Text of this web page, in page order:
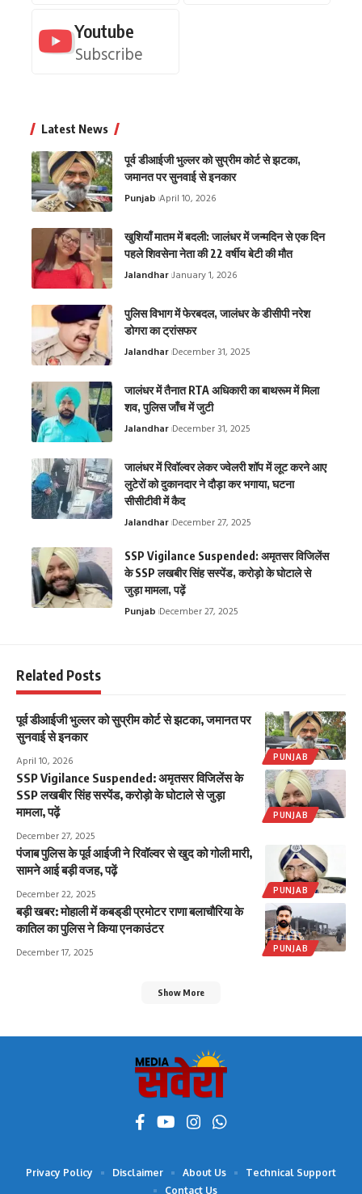
Youtube
Subscribe
Latest News
पूर्व डीआईजी भुल्लर को सुप्रीम कोर्ट से झटका,
जमानत पर सुनवाई से इनकार
Punjab April 10, 2026
खुशियाँ मातम में बदली: जालंधर में जन्मदिन से एक दिन
पहले शिवसेना नेता की 22 वर्षीय बेटी की मौत
Jalandhar January 1, 2026
पुलिस विभाग में फेरबदल, जालंधर के डीसीपी नरेश
डोगरा का ट्रांसफर
Jalandhar December 31, 2025
जालंधर में तैनात RTA अधिकारी का बाथरूम में मिला
शव, पुलिस जाँच में जुटी
Jalandhar December 31, 2025
जालंधर में रिवॉल्वर लेकर ज्वेलरी शॉप में लूट करने आए
लुटेरों को दुकानदार ने दौड़ा कर भगाया, घटना
सीसीटीवी में कैद
Jalandhar December 27, 2025
SSP Vigilance Suspended: अमृतसर विजिलेंस
के SSP लखबीर सिंह सस्पेंड, करोड़ो के घोटाले से
जुड़ा मामला, पढ़ें
Punjab December 27, 2025
Related Posts
PUNJAB
पूर्व डीआईजी भुल्लर को सुप्रीम कोर्ट से झटका, जमानत पर
सुनवाई से इनकार
April 10, 2026
PUNJAB
SSP Vigilance Suspended: अमृतसर विजिलेंस के
SSP लखबीर सिंह सस्पेंड, करोड़ो के घोटाले से जुड़ा
मामला, पढ़ें
December 27, 2025
PUNJAB
पंजाब पुलिस के पूर्व आईजी ने रिवॉल्वर से खुद को गोली मारी,
सामने आई बड़ी वजह, पढ़ें
December 22, 2025
PUNJAB
बड़ी खबर: मोहाली में कबड्‌डी प्रमोटर राणा बलाचौरिया के
कातिल का पुलिस ने किया एनकाउंटर
December 17, 2025
Show More
Privacy Policy Disclaimer About Us
Technical Support
Contact Us